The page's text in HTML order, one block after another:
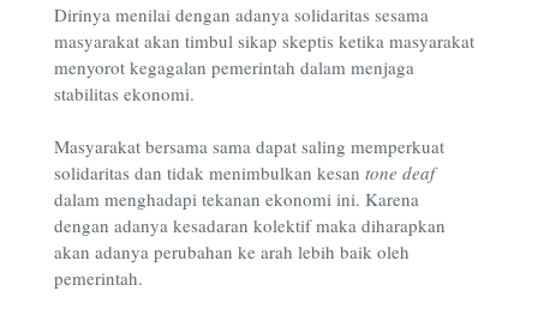
Dirinya menilai dengan adanya solidaritas sesama
masyarakat akan timbul sikap skeptis ketika masyarakat
menyorot kegagalan pemerintah dalam menjaga
stabilitas ekonomi.
Masyarakat bersama sama dapat saling memperkuat
solidaritas dan tidak menimbulkan kesan tone deaf
dalam menghadapi tekanan ekonomi ini. Karena
dengan adanya kesadaran kolektif maka diharapkan
akan adanya perubahan ke arah lebih baik oleh
pemerintah.